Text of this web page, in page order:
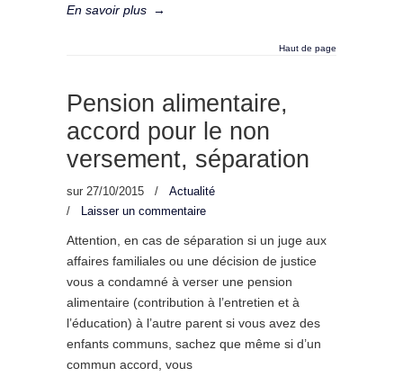
En savoir plus →
Haut de page
Pension alimentaire,
accord pour le non
versement, séparation
sur 27/10/2015 /
Actualité
/
Laisser un commentaire
Attention, en cas de séparation si un juge aux
affaires familiales ou une décision de justice
vous a condamné à verser une pension
alimentaire (contribution à l’entretien et à
l’éducation) à l’autre parent si vous avez des
enfants communs, sachez que même si d’un
commun accord, vous